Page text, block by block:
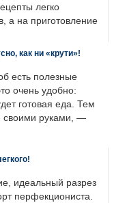
легко
а на приготовление
как ни «крути»!
есть полезные
очень удобно:
готовая еда. Тем
своими руками, —
идеальный разрез
перфекциониста.